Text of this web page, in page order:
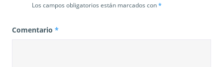
Los campos obligatorios están marcados con*
Comentario *